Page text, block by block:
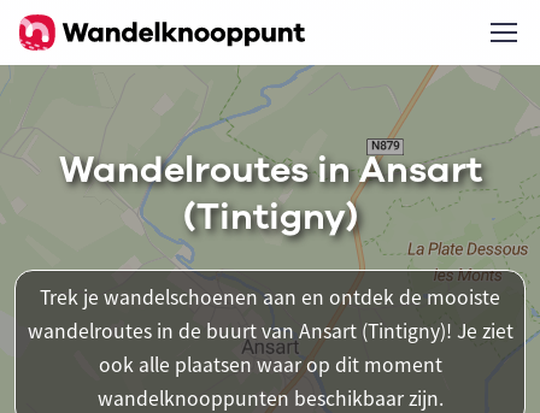
Wandelroutes in Ansart
(Tintigny)
Trek je wandelschoenen aan en ontdek de mooiste
wandelroutes in de buurt van Ansart (Tintigny)! Je ziet
ook alle plaatsen waar op dit moment
wandelknooppunten beschikbaar zijn.